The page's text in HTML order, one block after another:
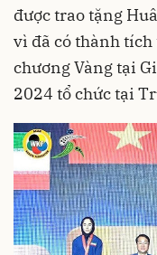
được trao tặng
vì đã có thành
chương Vàng tại
2024 tổ chức tại